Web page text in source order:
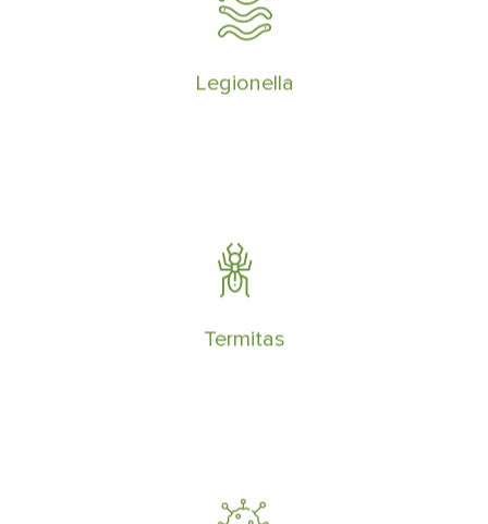
Legionella
Nos encargamos de realizar
tratamientos de prevención y control de
e instalaciones
Termitas
Contamos con sistemas especializados
para la eliminación de plagas de termitas